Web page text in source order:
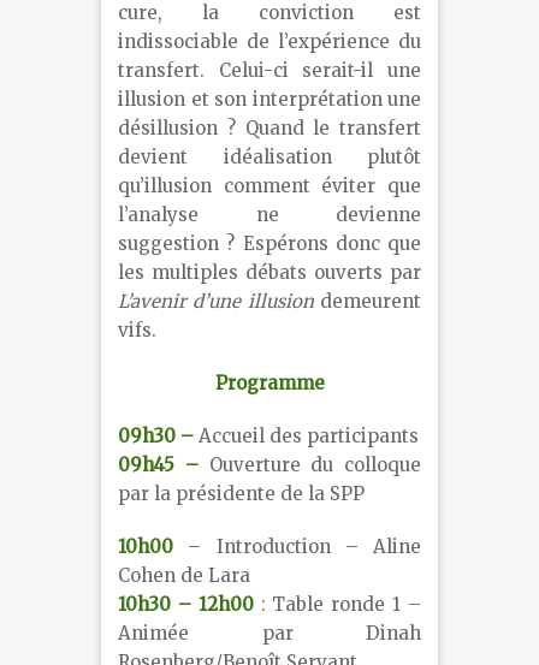
cure, la conviction est
indissociable de l’expérience du
transfert. Celui-ci serait-il une
illusion et son interprétation une
désillusion ? Quand le transfert
devient idéalisation plutôt
qu’illusion comment éviter que
l’analyse ne devienne
suggestion ? Espérons donc que
les multiples débats ouverts par
L’avenir d’une illusiondemeurent
vifs.
Programme
09h30 – Accueil des participants
09h45 –Ouverture du colloque
par la présidente de la SPP
10h00 – Introduction – Aline
Cohen de Lara
10h30 – 12h00: Table ronde 1 –
Animée par Dinah